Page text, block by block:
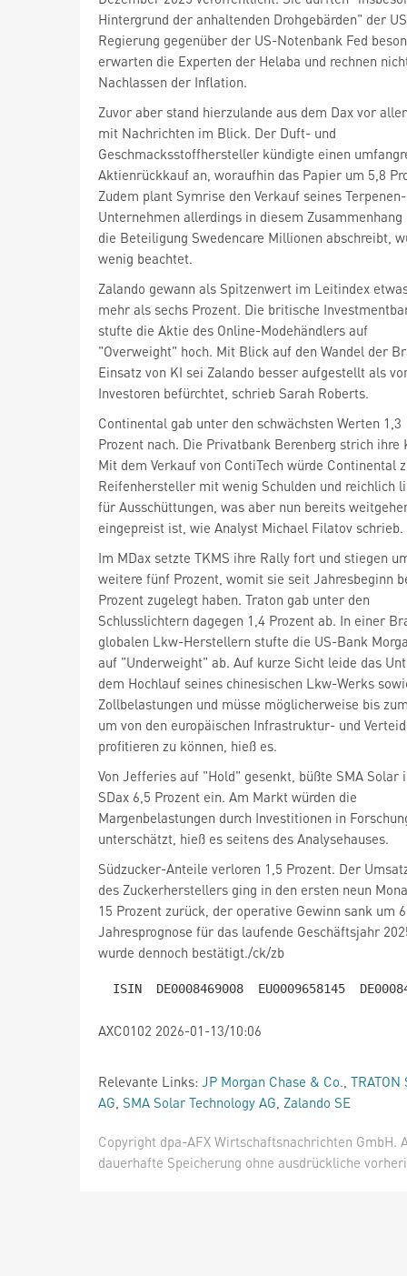
Hintergrund der anhaltenden Drohgebärden" der
Regierung gegenüber der US-Notenbank Fed
erwarten die Experten der Helaba und rechnen
Nachlassen der Inflation.
mit Nachrichten im Blick. Der Duft- und
Geschmacksstoffhersteller kündigte einen
Aktienrückkauf an, woraufhin das Papier um 5,8
Zudem plant Symrise den Verkauf seines
Unternehmen allerdings in diesem
die Beteiligung Swedencare Millionen abschreibt,
wenig beachtet.
Zalando gewann als Spitzenwert im Leitindex
stufte die Aktie des Online-Modehändlers auf
"Overweight" hoch. Mit Blick auf den Wandel der
Einsatz von KI sei Zalando besser aufgestellt als
Investoren befürchtet, schrieb Sarah Roberts.
Continental gab unter den schwächsten Werten 1,3
Prozent nach. Die Privatbank Berenberg strich ihre
Mit dem Verkauf von ContiTech würde Continental
Reifenhersteller mit wenig Schulden und reichlich
für Ausschüttungen, was aber nun bereits
eingepreist ist, wie Analyst Michael Filatov schrieb.
Im MDax setzte TKMS ihre Rally fort und stiegen
weitere fünf Prozent, womit sie seit Jahresbeginn
Prozent zugelegt haben. Traton gab unter den
Schlusslichtern dagegen 1,4 Prozent ab. In einer
globalen Lkw-Herstellern stufte die US-Bank
auf "Underweight" ab. Auf kurze Sicht leide das
dem Hochlauf seines chinesischen Lkw-Werks
Zollbelastungen und müsse möglicherweise bis
um von den europäischen Infrastruktur- und
profitieren zu können, hieß es.
Von Jefferies auf "Hold" gesenkt, büßte SMA Solar
SDax 6,5 Prozent ein. Am Markt würden die
Margenbelastungen durch Investitionen in
unterschätzt, hieß es seitens des Analysehauses.
Südzucker-Anteile verloren 1,5 Prozent. Der
des Zuckerherstellers ging in den ersten neun
15 Prozent zurück, der operative Gewinn sank um
Jahresprognose für das laufende Geschäftsjahr
wurde dennoch bestätigt./ck/zb
AXC0102 2026-01-13/10:06
Relevante Links: JP Morgan Chase & Co., TRATON
AG, SMA Solar Technology AG, Zalando SE
Copyright dpa-AFX Wirtschaftsnachrichten
dauerhafte Speicherung ohne ausdrückliche